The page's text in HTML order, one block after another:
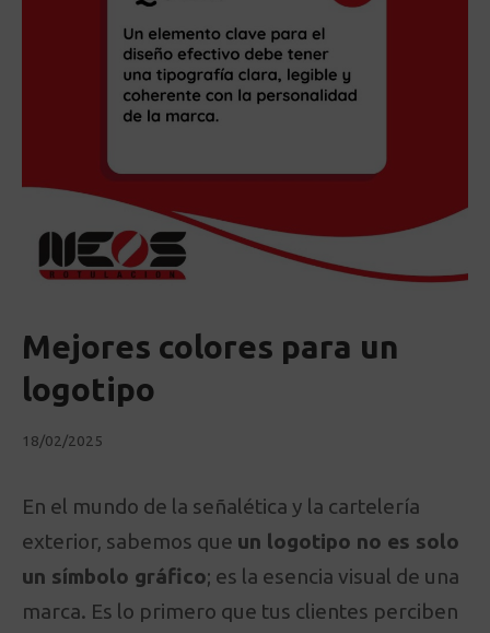
Mejores colores para un
logotipo
18/02/2025
En el mundo de la señalética y la cartelería
exterior, sabemos que un logotipo no es solo
un símbolo gráfico; es la esencia visual de una
marca. Es lo primero que tus clientes perciben